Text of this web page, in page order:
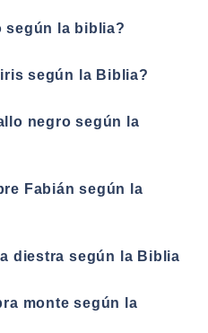
según la biblia?
según la Biblia?
negro según la
Fabián según la
diestra según la Biblia
monte según la